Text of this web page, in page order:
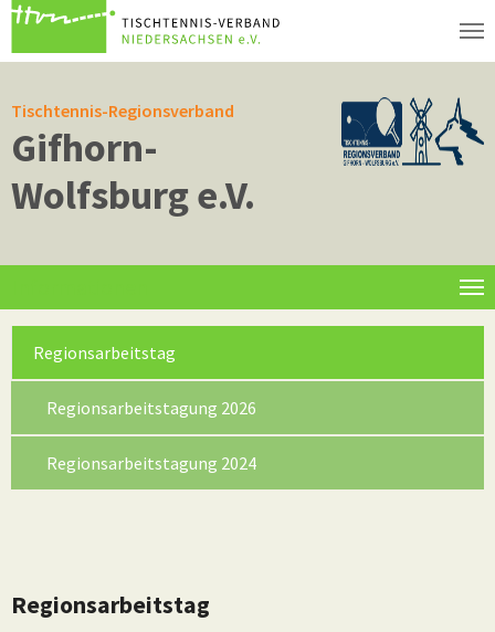
Tischtennis-Regionsverband
Gifhorn-
Wolfsburg e.V.
Regionsarbeitstag
Regionsarbeitstagung 2026
Regionsarbeitstagung 2024
Regionsarbeitstag